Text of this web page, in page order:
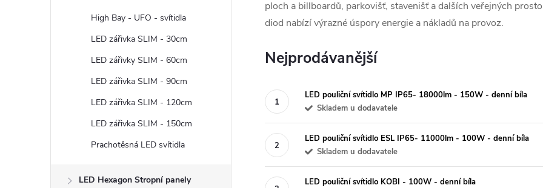
High Bay - UFO - svítidla
LED zářivka SLIM - 30cm
LED zářivky SLIM - 60cm
LED zářivka SLIM - 90cm
LED zářivka SLIM - 120cm
LED zářivka SLIM - 150cm
Prachotěsná LED svítidla
LED Hexagon Stropní panely
ploch a billboardů, parkovišť, stavenišť a dalších veřejných
diod nabízí výrazné úspory energie a nákladů na provoz.
Nejprodávanější
LED pouliční svítidlo MP IP65- 18000lm - 150W - denní bíla
Skladem u dodavatele
LED pouliční svítidlo ESL IP65- 11000lm - 100W - denní bíla
Skladem u dodavatele
LED pouliční svítidlo KOBI - 100W - denní bíla